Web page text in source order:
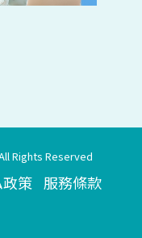
Rights Reserved
策 服務條款